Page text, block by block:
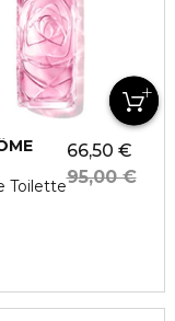
Toilette
66,50 €
95,00 €